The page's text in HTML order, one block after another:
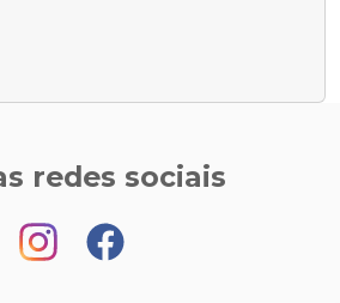
redes sociais